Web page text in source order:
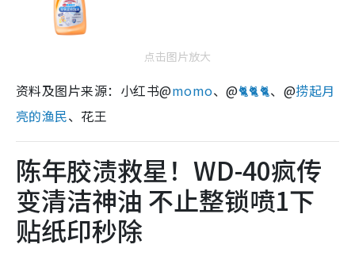
点击图片放大
资料及图片来源：小红书@momo、@🐈🐈🐈、@捞起月
亮的渔民、花王
陈年胶渍救星！WD-40疯传
变清洁神油 不止整锁喷1下
贴纸印秒除